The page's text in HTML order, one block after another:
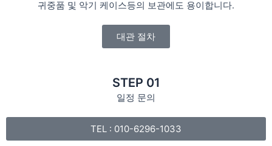
귀중품 및 악기 케이스등의 보관에도 용이합니다.
대관 절차
STEP 01
일정 문의
TEL : 010-6296-1033